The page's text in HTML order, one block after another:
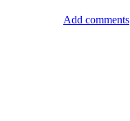
Add comments